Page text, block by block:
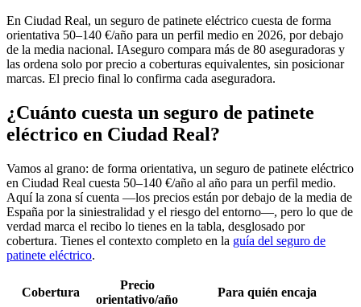
En Ciudad Real, un seguro de patinete eléctrico cuesta de forma
orientativa 50–140 €/año para un perfil medio en 2026, por debajo
de la media nacional. IAseguro compara más de 80 aseguradoras y
las ordena solo por precio a coberturas equivalentes, sin posicionar
marcas. El precio final lo confirma cada aseguradora.
¿Cuánto cuesta un seguro de patinete
eléctrico en Ciudad Real?
Vamos al grano: de forma orientativa, un seguro de patinete eléctrico
en Ciudad Real cuesta 50–140 €/año al año para un perfil medio.
Aquí la zona sí cuenta —los precios están por debajo de la media de
España por la siniestralidad y el riesgo del entorno—, pero lo que de
verdad marca el recibo lo tienes en la tabla, desglosado por
cobertura. Tienes el contexto completo en la guía del seguro de
patinete eléctrico.
Cobertura
Precio
orientativo/año
Para quién encaja